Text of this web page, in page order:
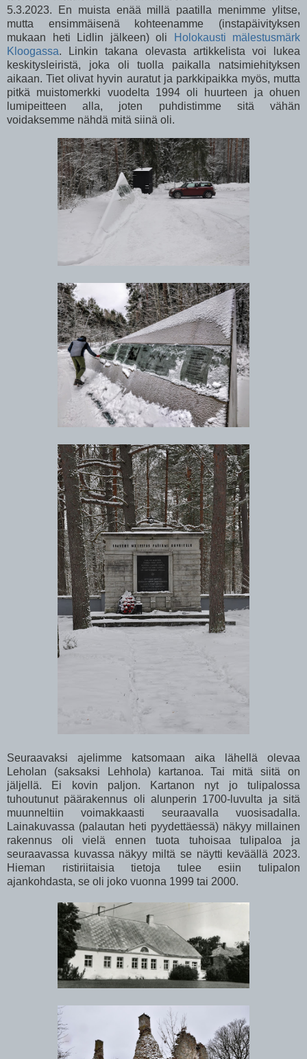
5.3.2023. En muista enää millä paatilla menimme ylitse,
mutta ensimmäisenä kohteenamme (instapäivityksen
mukaan heti Lidlin jälkeen) oli
Holokausti mälestusmärk
Kloogassa. Linkin takana olevasta artikkelista voi lukea
keskitysleiristä, joka oli tuolla paikalla natsimiehityksen
aikaan. Tiet olivat hyvin auratut ja parkkipaikka myös, mutta
pitkä muistomerkki vuodelta 1994 oli huurteen ja ohuen
lumipeitteen alla, joten puhdistimme sitä vähän
voidaksemme nähdä mitä siinä oli.
Seuraavaksi ajelimme katsomaan aika lähellä olevaa
Leholan (saksaksi Lehhola) kartanoa. Tai mitä siitä on
jäljellä. Ei kovin paljon. Kartanon nyt jo tulipalossa
tuhoutunut päärakennus oli alunperin 1700-luvulta ja sitä
muunneltiin voimakkaasti seuraavalla vuosisadalla.
Lainakuvassa (palautan heti pyydettäessä) näkyy millainen
rakennus oli vielä ennen tuota tuhoisaa tulipaloa ja
seuraavassa kuvassa näkyy miltä se näytti keväällä 2023.
Hieman ristiriitaisia tietoja tulee esiin tulipalon
ajankohdasta, se oli joko vuonna 1999 tai 2000.